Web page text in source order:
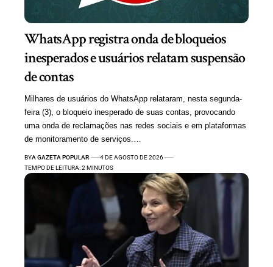
WhatsApp registra onda de bloqueios
inesperados e usuários relatam suspensão
de contas
Milhares de usuários do WhatsApp relataram, nesta segunda-
feira (3), o bloqueio inesperado de suas contas, provocando
uma onda de reclamações nas redes sociais e em plataformas
de monitoramento de serviços.…
BYA GAZETA POPULAR
4 DE AGOSTO DE 2026
TEMPO DE LEITURA: 2 MINUTOS